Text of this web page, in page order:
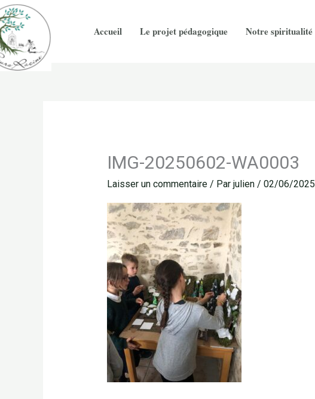
Aller
au
contenu
Accueil Le projet pédagogique Notre spiritualité
IMG-20250602-WA0003
Laisser un commentaire / Par julien / 02/06/2025